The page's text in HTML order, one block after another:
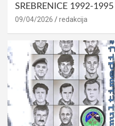
SREBRENICE 1992-1995
09/04/2026 redakcija